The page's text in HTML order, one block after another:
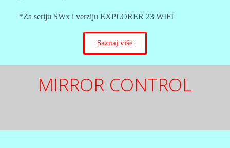
*Za seriju SWx i verziju EXPLORER 23 WIFI
Saznaj više
MIRROR CONTROL